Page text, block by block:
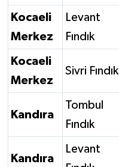
Kocaeli
Merkez
Levant
Fındık
Kocaeli
Merkez
Sivri Fındık
Kandıra
Tombul
Fındık
Kandıra
Levant